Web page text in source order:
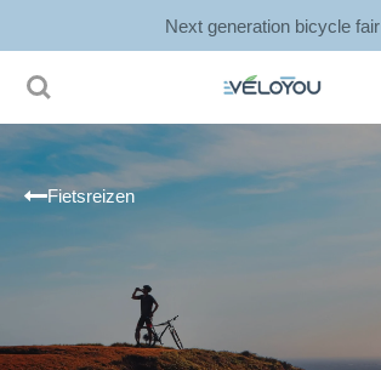
naar
de
hoofdinhoud
Next generation bicycle fair
Fietsreizen